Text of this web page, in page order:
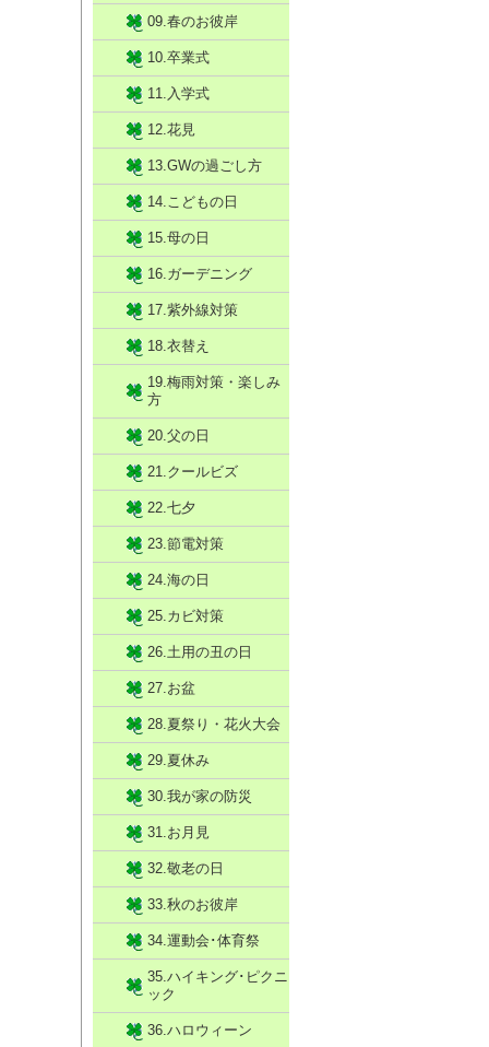
09.春のお彼岸
10.卒業式
11.入学式
12.花見
13.GWの過ごし方
14.こどもの日
15.母の日
16.ガーデニング
17.紫外線対策
18.衣替え
19.梅雨対策・楽しみ
方
20.父の日
21.クールビズ
22.七夕
23.節電対策
24.海の日
25.カビ対策
26.土用の丑の日
27.お盆
28.夏祭り・花火大会
29.夏休み
30.我が家の防災
31.お月見
32.敬老の日
33.秋のお彼岸
34.運動会･体育祭
35.ハイキング･ピクニ
ック
36.ハロウィーン